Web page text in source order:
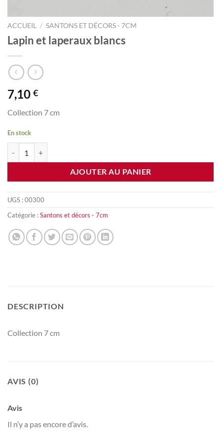
ACCUEIL / SANTONS ET DÉCORS - 7CM
Lapin et laperaux blancs
7,10 €
Collection 7 cm
En stock
AJOUTER AU PANIER
UGS :00300
Catégorie :Santons et décors - 7cm
DESCRIPTION
Collection 7 cm
AVIS (0)
Avis
Il n’y a pas encore d’avis.